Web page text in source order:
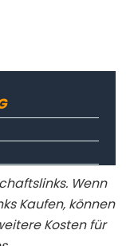
Wenn
Kaufen, können
Kosten für